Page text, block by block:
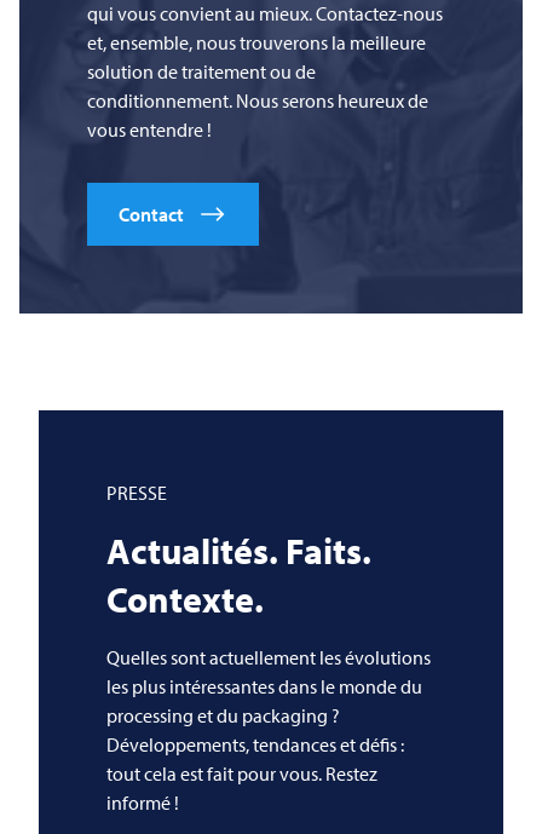
qui vous convient au mieux. Contactez-nous
et, ensemble, nous trouverons la meilleure
solution de traitement ou de
conditionnement. Nous serons heureux de
vous entendre !
Contact
PRESSE
Actualités. Faits.
Contexte.
Quelles sont actuellement les évolutions
les plus intéressantes dans le monde du
processing et du packaging ?
Développements, tendances et défis :
tout cela est fait pour vous. Restez
informé !